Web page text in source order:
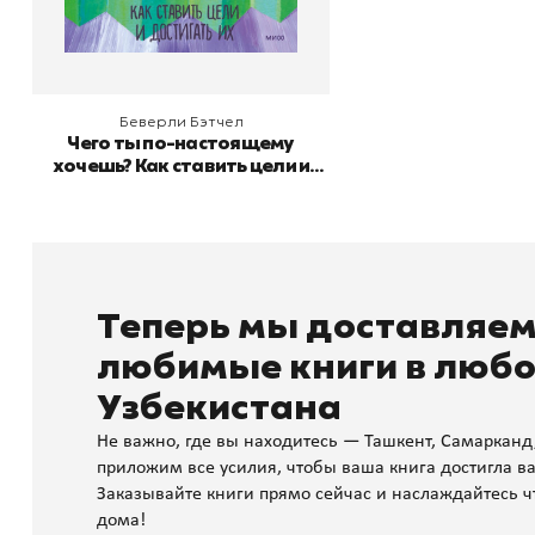
Беверли Бэтчел
Чего ты по-настоящему
хочешь? Как ставить цели и
Теперь мы
любимые книги в
Узбекистана
Не важно, где вы находитесь — Ташкент,
приложим все усилия, чтобы ваша книга достигла
Заказывайте книги прямо сейчас и наслаждайтесь
дома!